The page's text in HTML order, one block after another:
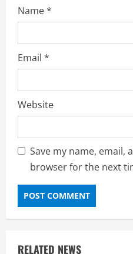
Name*
Email *
Website
Save my name, email,
browser for the next
RELATED NEWS